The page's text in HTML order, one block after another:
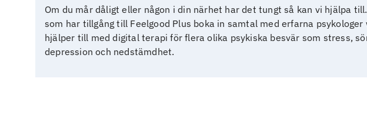
Om du mår dåligt eller någon i din närhet har det tungt så kan vi hjälpa
som har tillgång till Feelgood Plus boka in samtal med erfarna
hjälper till med digital terapi för flera olika psykiska besvär som stress,
depression och nedstämdhet.